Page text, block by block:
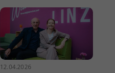
12.04.2026